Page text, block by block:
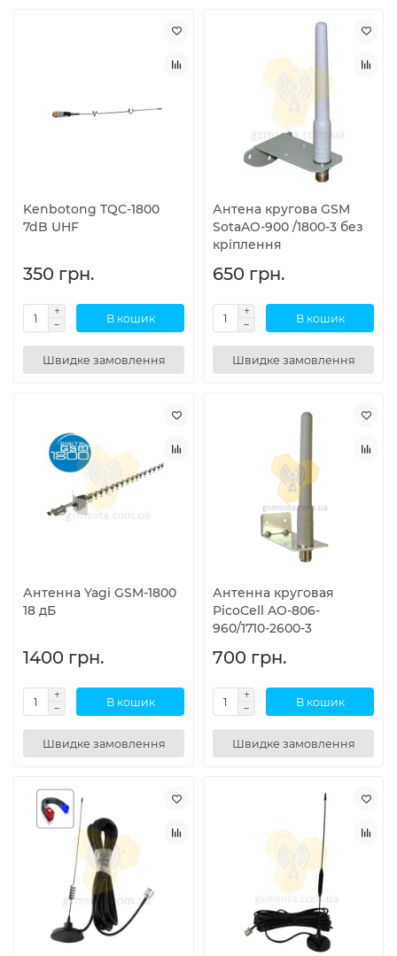
Kenbotong TQC-1800
7dB UHF
350 грн.
В кошик
Швидке замовлення
Антена кругова GSM
SotaAO-900 /1800-3 без
кріплення
650 грн.
В кошик
Швидке замовлення
Антенна Yagi GSM-1800
18 дБ
1400 грн.
В кошик
Швидке замовлення
Антенна круговая
PicoCell AO-806-
960/1710-2600-3
700 грн.
В кошик
Швидке замовлення